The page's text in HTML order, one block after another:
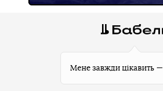
Мене завжди цікавить —